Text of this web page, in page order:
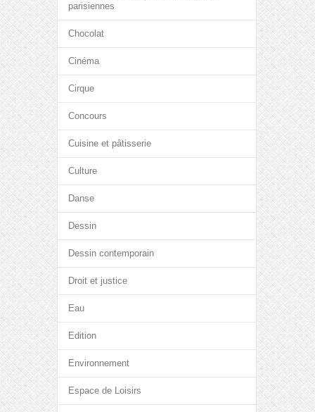
parisiennes
Chocolat
Cinéma
Cirque
Concours
Cuisine et pâtisserie
Culture
Danse
Dessin
Dessin contemporain
Droit et justice
Eau
Edition
Environnement
Espace de Loisirs